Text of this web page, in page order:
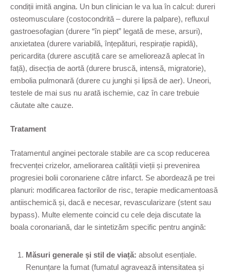
condiții imită angina. Un bun clinician le va lua în calcul: dureri
osteomusculare (costocondrită – durere la palpare), refluxul
gastroesofagian (durere “în piept” legată de mese, arsuri),
anxietatea (durere variabilă, înțepături, respirație rapidă),
pericardita (durere ascuțită care se ameliorează aplecat în
față), disecția de aortă (durere bruscă, intensă, migratorie),
embolia pulmonară (durere cu junghi și lipsă de aer). Uneori,
testele de mai sus nu arată ischemie, caz în care trebuie
căutate alte cauze.
Tratament
Tratamentul anginei pectorale stabile are ca scop reducerea
frecvenței crizelor, ameliorarea calității vieții și prevenirea
progresiei bolii coronariene către infarct. Se abordează pe trei
planuri: modificarea factorilor de risc, terapie medicamentoasă
antiischemică și, dacă e necesar, revascularizare (stent sau
bypass). Multe elemente coincid cu cele deja discutate la
boala coronariană, dar le sintetizăm specific pentru angină:
Măsuri generale și stil de viață: absolut esențiale.
Renunțare la fumat (fumatul agravează intensitatea și